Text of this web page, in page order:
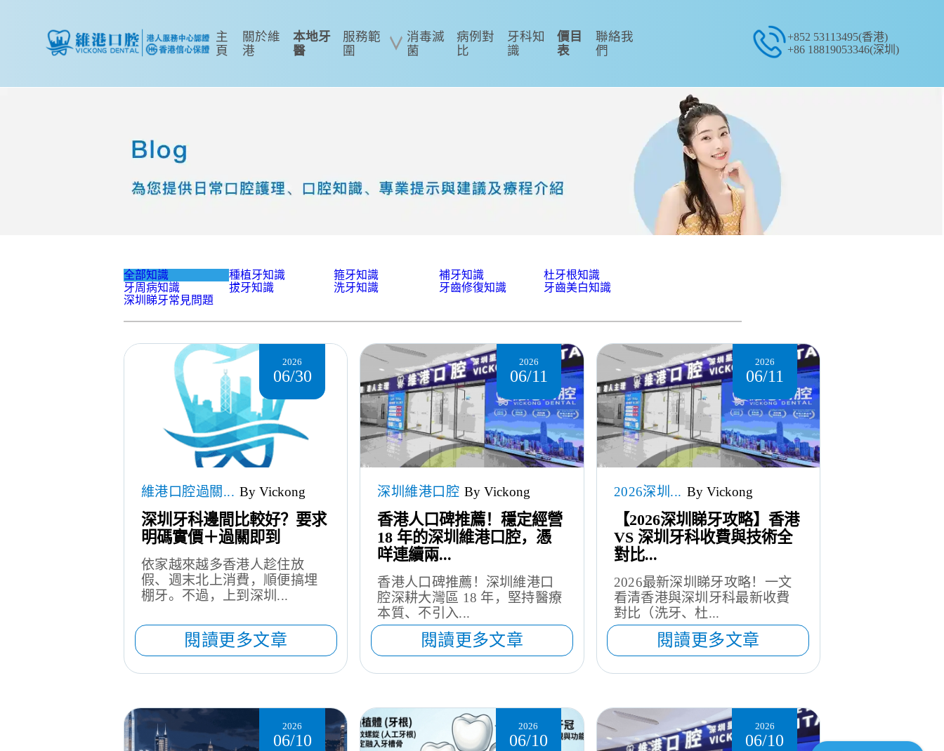
主
頁
關於維
港
本地牙
醫
服務範
圍
消毒滅
菌
病例對
比
牙科知
識
價目
表
聯絡我
們
+852 53113495(香港)
+86 18819053346(深圳)
全部知識 種植牙知識 箍牙知識 補牙知識
杜牙根知識
牙周病知識
拔牙知識 洗牙知識 牙齒修復知識
牙齒美白知識
深圳睇牙常見問題
2026
06/30
維港口腔過關... By Vickong
深圳牙科邊間比較好？要求
明碼實價＋過關即到
依家越來越多香港人趁住放
假、週末北上消費，順便搞埋
棚牙。不過，上到深圳...
閱讀更多文章
2026
06/11
深圳維港口腔 By Vickong
香港人口碑推薦！穩定經營
18 年的深圳維港口腔，憑
咩連續兩...
香港人口碑推薦！深圳維港口
腔深耕大灣區 18 年，堅持醫療
本質、不引入...
閱讀更多文章
2026
06/11
2026深圳... By Vickong
【2026深圳睇牙攻略】香港
VS 深圳牙科收費與技術全
對比...
2026最新深圳睇牙攻略！一文
看清香港與深圳牙科最新收費
對比（洗牙、杜...
閱讀更多文章
2026
06/10
2026
06/10
2026
06/10